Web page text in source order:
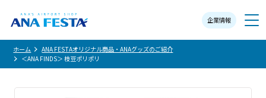
企業情報
メニュー
ホーム
ANA FESTAオリジナル商品・ANAグッズのご紹介
＜ANA FINDS＞ 枝豆ポリポリ